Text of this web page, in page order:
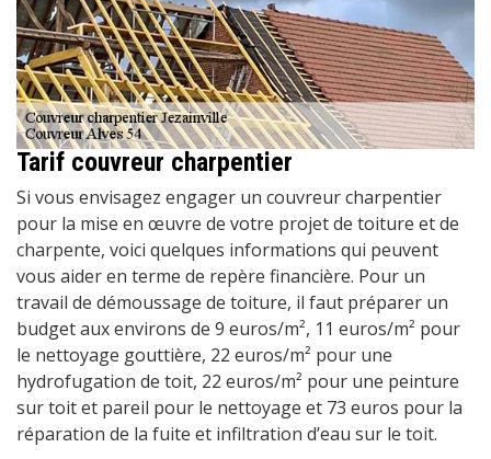
Tarif couvreur charpentier
Si vous envisagez engager un couvreur charpentier
pour la mise en œuvre de votre projet de toiture et de
charpente, voici quelques informations qui peuvent
vous aider en terme de repère financière. Pour un
travail de démoussage de toiture, il faut préparer un
budget aux environs de 9 euros/m², 11 euros/m² pour
le nettoyage gouttière, 22 euros/m² pour une
hydrofugation de toit, 22 euros/m² pour une peinture
sur toit et pareil pour le nettoyage et 73 euros pour la
réparation de la fuite et infiltration d’eau sur le toit.